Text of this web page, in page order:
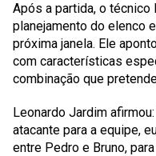
Após a partida, o
planejamento do elenco
próxima janela. Ele
com características
combinação que
Leonardo Jardim
atacante para a equipe,
entre Pedro e Bruno,